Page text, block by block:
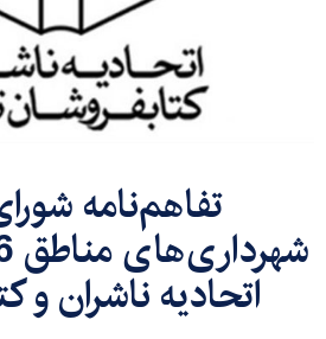
​تفاهم‌نامه
اتحادیه ناشران و